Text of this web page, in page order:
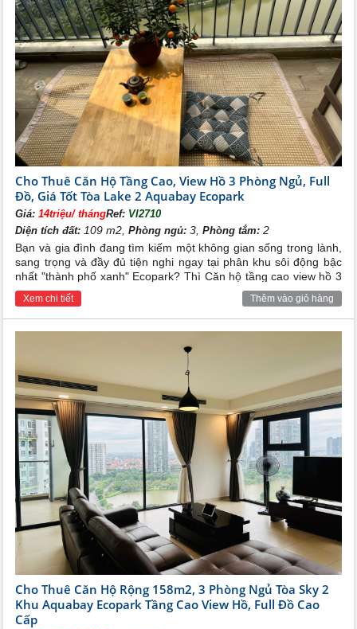
Cho Thuê Căn Hộ Tầng Cao, View Hồ 3 Phòng Ngủ, Full
Đồ, Giá Tốt Tòa Lake 2 Aquabay Ecopark
Giá:14triệu/ thángRef: VI2710
Diện tích đất: 109 m2,Phòng ngủ: 3,Phòng tắm: 2
Bạn và gia đình đang tìm kiếm một không gian sống trong lành,
sang trọng và đầy đủ tiện nghi ngay tại phân khu sôi động bậc
nhất "thành phố xanh" Ecopark? Thì Căn hộ tầng cao view hồ 3
phòng ngủ tại tòa Lake 2 Aquabay Ecopark full đồ với mức giá
cực kỳ hấp dẫn trên chính là lựa chọn tốt nhất cho bạn và gia
đình.
Xem chi tiết Thêm vào giỏ hàng
Cho Thuê Căn Hộ Rộng 158m2, 3 Phòng Ngủ Tòa Sky 2
Khu Aquabay Ecopark Tầng Cao View Hồ, Full Đồ Cao
Cấp